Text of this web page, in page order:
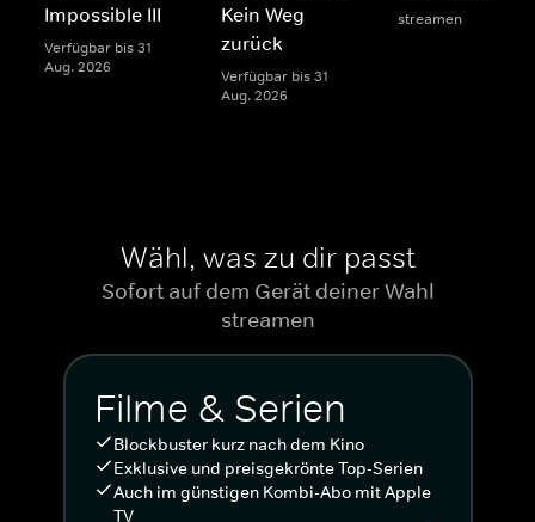
Impossible III
Verfügbar bis 31
Aug. 2026
Kein Weg
zurück
Verfügbar bis 31
Aug. 2026
streamen
Wähl, was zu dir passt
Sofort auf dem Gerät deiner Wahl
streamen
Filme & Serien
Blockbuster kurz nach dem Kino
Exklusive und preisgekrönte Top-Serien
Auch im günstigen Kombi-Abo mit Apple
TV